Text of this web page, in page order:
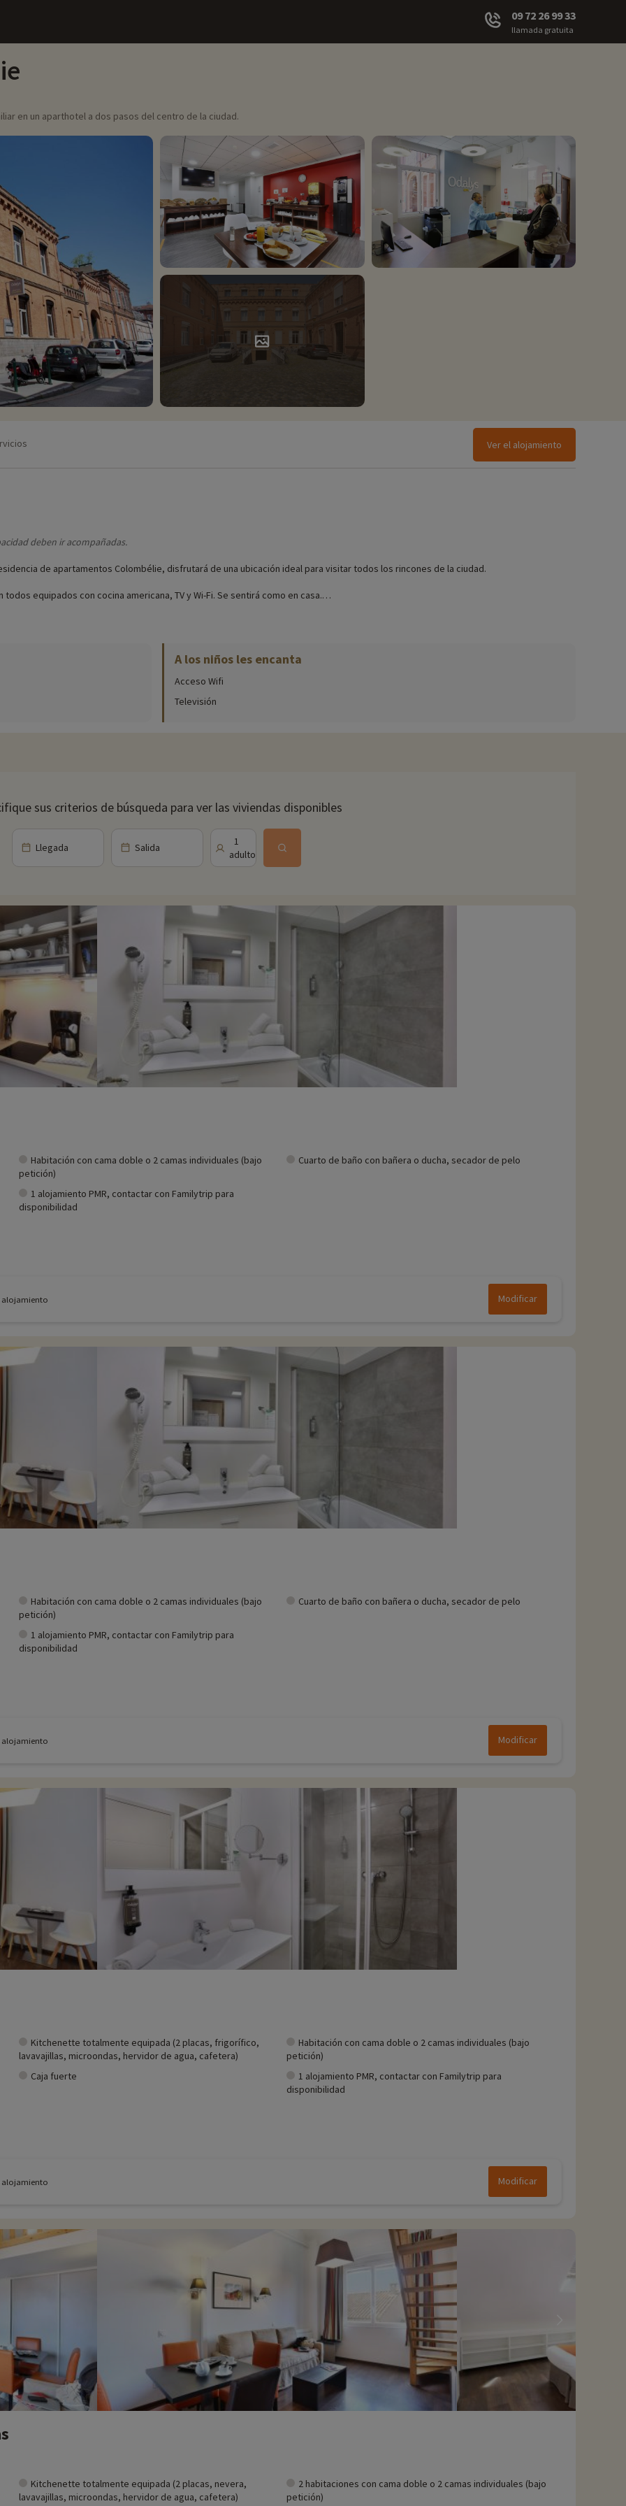
09 72 26 99 33
llamada gratuita
en un aparthotel a dos pasos del centro de la ciudad.
Ver el alojamiento
deben ir acompañadas.
de apartamentos Colombélie, disfrutará de una ubicación ideal para visitar todos los rincones de la ciudad.
equipados con cocina americana, TV y Wi-Fi. Se sentirá como en casa.
la Luna y el Universo.
predecir el tiempo
A los niños les encanta
Acceso Wifi
Televisión
sus criterios de búsqueda para ver las viviendas disponibles
Llegada Salida
1
adulto
Habitación con cama doble o 2 camas individuales (bajo
petición)
Cuarto de baño con bañera o ducha, secador de pelo
1 alojamiento PMR, contactar con Familytrip para
disponibilidad
alojamiento Modificar
Habitación con cama doble o 2 camas individuales (bajo
petición)
Cuarto de baño con bañera o ducha, secador de pelo
1 alojamiento PMR, contactar con Familytrip para
disponibilidad
alojamiento Modificar
Kitchenette totalmente equipada (2 placas, frigorífico,
lavavajillas, microondas, hervidor de agua, cafetera)
Habitación con cama doble o 2 camas individuales (bajo
petición)
Caja fuerte
1 alojamiento PMR, contactar con Familytrip para
disponibilidad
alojamiento Modificar
Kitchenette totalmente equipada (2 placas, nevera,
lavavajillas, microondas, hervidor de agua, cafetera)
2 habitaciones con cama doble o 2 camas individuales (bajo
petición)